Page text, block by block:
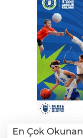
En Çok